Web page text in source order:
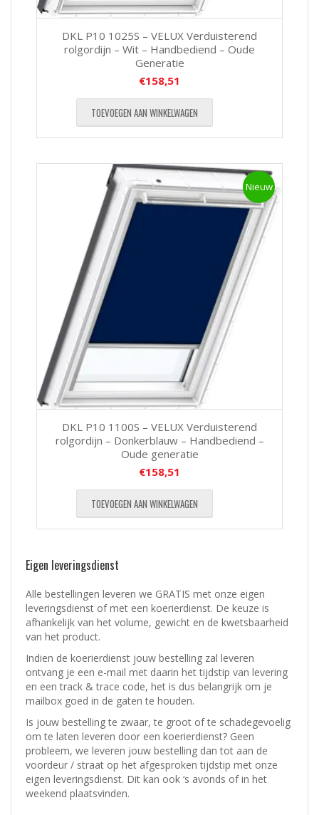
DKL P10 1025S – VELUX Verduisterend
rolgordijn – Wit – Handbediend – Oude
Generatie
€158,51
TOEVOEGEN AAN WINKELWAGEN
Nieuw
DKL P10 1100S – VELUX Verduisterend
rolgordijn – Donkerblauw – Handbediend –
Oude generatie
€158,51
TOEVOEGEN AAN WINKELWAGEN
Eigen leveringsdienst
Alle bestellingen leveren we GRATIS met onze eigen
leveringsdienst of met een koerierdienst. De keuze is
afhankelijk van het volume, gewicht en de kwetsbaarheid
van het product.
Indien de koerierdienst jouw bestelling zal leveren
ontvang je een e-mail met daarin het tijdstip van levering
en een track & trace code, het is dus belangrijk om je
mailbox goed in de gaten te houden.
Is jouw bestelling te zwaar, te groot of te schadegevoelig
om te laten leveren door een koerierdienst? Geen
probleem, we leveren jouw bestelling dan tot aan de
voordeur / straat op het afgesproken tijdstip met onze
eigen leveringsdienst. Dit kan ook ‘s avonds of in het
weekend plaatsvinden.